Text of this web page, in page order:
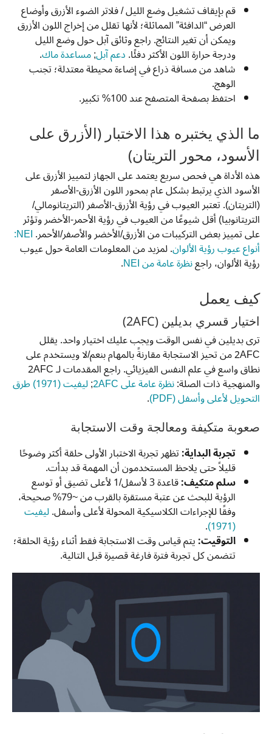
قم بإيقاف تشغيل وضع الليل / فلاتر الضوء الأزرق وأوضاع
العرض “الدافئة” المماثلة؛ لأنها تقلل من إخراج اللون الأزرق
ويمكن أن تغير النتائج. راجع وثائق آبل حول وضع الليل
ودرجة حرارة اللون الأكثر دفئًا.دعم آبل;مساعدة ماك.
شاهد من مسافة ذراع في إضاءة محيطة معتدلة؛ تجنب
الوهج.
احتفظ بصفحة المتصفح عند 100% تكبير.
ما الذي يختبره هذا الاختبار (الأزرق على
الأسود، محور التريتان)
هذه الأداة هي فحص سريع يعتمد على الجهاز لتمييز الأزرق على
الأسود الذي يرتبط بشكل عام بمحور اللون الأزرق-الأصفر
(التريتان). تعتبر العيوب في رؤية الأزرق-الأصفر (التريتانومالي/
التريتانوبيا) أقل شيوعًا من العيوب في رؤية الأحمر-الأخضر وتؤثر
على تمييز بعض التركيبات من الأزرق/الأخضر والأصفر/الأحمر. NEI:
أنواع عيوب رؤية الألوان. لمزيد من المعلومات العامة حول عيوب
رؤية الألوان، راجعنظرة عامة من NEI .
كيف يعمل
اختيار قسري بديلين (2AFC)
ترى بديلين في نفس الوقت ويجب عليك اختيار واحد. يقلل
2AFC من تحيز الاستجابة مقارنةً بالمهام بنعم/لا ويستخدم على
نطاق واسع في علم النفس الفيزيائي. راجع المقدمات لـ 2AFC
والمنهجية ذات الصلة:نظرة عامة على 2AFC ; ليفيت (1971) طرق
التحويل لأعلى وأسفل (PDF) .
صعوبة متكيفة ومعالجة وقت الاستجابة
تجربة البداية:تظهر تجربة الاختبار الأولى حلقة أكثر وضوحًا
قليلاً حتى يلاحظ المستخدمون أن المهمة قد بدأت.
سلم متكيف: قاعدة 3 لأسفل/1 لأعلى تضيق أو توسع
الرؤية للبحث عن عتبة مستقرة بالقرب من ~79% صحيحة،
وفقًا للإجراءات الكلاسيكية المحولة لأعلى وأسفل.ليفيت
(1971)
.
التوقيت:يتم قياس وقت الاستجابة فقط أثناء رؤية الحلقة؛
تتضمن كل تجربة فترة فارغة قصيرة قبل التالية.